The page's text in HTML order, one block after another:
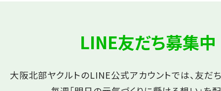
LINE友だち募集中
大阪北部ヤクルトのLINE公式アカウントでは、友だ